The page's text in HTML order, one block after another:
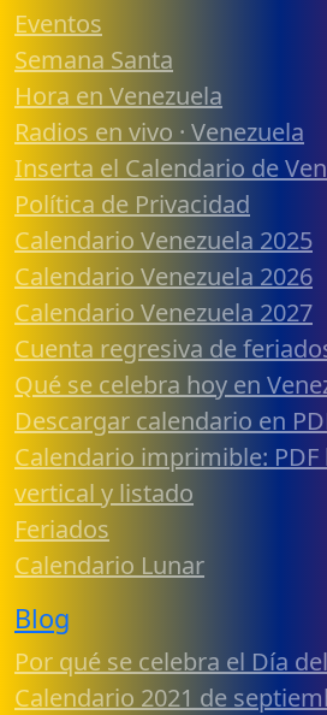
Eventos
Semana Santa
Hora en Venezuela
Radios en vivo · Venezuela
Inserta el Calendario de
Política de Privacidad
Calendario Venezuela 2025
Calendario Venezuela 2026
Calendario Venezuela 2027
Cuenta regresiva de
Qué se celebra hoy en
Descargar calendario en
Calendario imprimible:
vertical y listado
Feriados
Calendario Lunar
Blog
Por qué se celebra el Día
Calendario 2021 de